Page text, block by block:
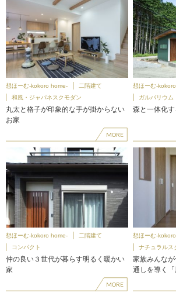
想ほーむ-kokoro home-
二階建て
和風・ジャパネスクモダン
丸太と格子が印象的な手が掛からない
お家
MORE
想ほーむ-
ガルバリウム
森と一体化
想ほーむ-kokoro home-
二階建て
コンパクト
仲の良い３世代が暮らす明るく暖かい
家
MORE
想ほーむ-
ナチュラルス
家族みんな
通しを導く「